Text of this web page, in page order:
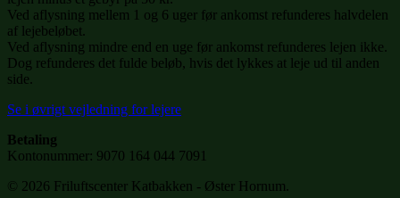
Ved aflysning mellem 1 og 6 uger før ankomst refunderes halvdelen
af lejebeløbet.
Ved aflysning mindre end en uge før ankomst refunderes lejen ikke.
Dog refunderes det fulde beløb, hvis det lykkes at leje ud til anden
side.
Se i øvrigt vejledning for lejere
Betaling
Kontonummer: 9070 164 044 7091
© 2026 Friluftscenter Katbakken - Øster Hornum.